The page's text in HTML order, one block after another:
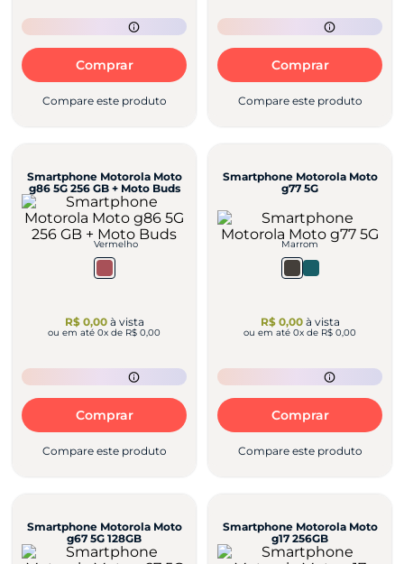
Comprar
Compare este produto
Comprar
Compare este produto
Smartphone Motorola Moto
g86 5G 256 GB + Moto Buds
Vermelho
R$ 0,00à vista
ou em até 0x de R$ 0,00
Comprar
Compare este produto
Smartphone Motorola Moto
g77 5G
Marrom
R$ 0,00à vista
ou em até 0x de R$ 0,00
Comprar
Compare este produto
Smartphone Motorola Moto
g67 5G 128GB
Smartphone Motorola Moto
g17 256GB